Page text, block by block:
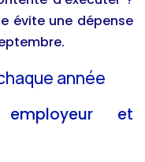
évite une dépense
année
employeur et